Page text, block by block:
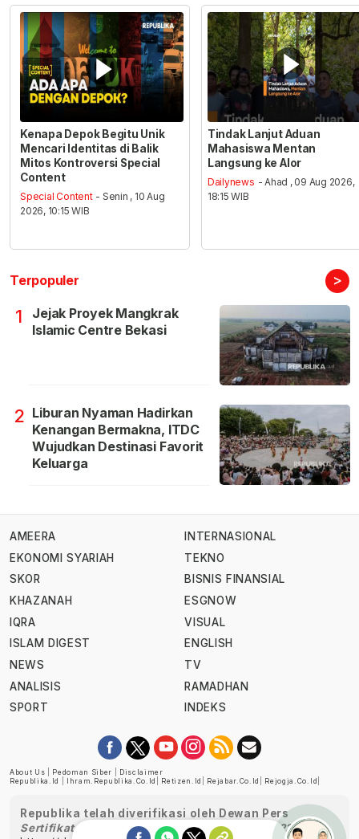
Kenapa Depok Begitu Unik
Mencari Identitas di Balik
Mitos Kontroversi Special
Content
Special Content - Senin , 10 Aug
2026, 10:15 WIB
Tindak Lanjut Aduan
Mahasiswa Mentan
Langsung ke Alor
Dailynews - Ahad , 09 Aug 2026,
18:15 WIB
Terpopuler >
1
Jejak Proyek Mangkrak
Islamic Centre Bekasi
2 Liburan Nyaman Hadirkan
Kenangan Bermakna, ITDC
Wujudkan Destinasi Favorit
Keluarga
AMEERA
EKONOMI SYARIAH
SKOR
KHAZANAH
IQRA
ISLAM DIGEST
NEWS
ANALISIS
SPORT
INTERNASIONAL
TEKNO
BISNIS FINANSIAL
ESGNOW
VISUAL
ENGLISH
TV
RAMADHAN
INDEKS
About Us Pedoman Siber
Disclaimer
Republika.id
Ihram.republika.co.id Retizen.id Rejabar.co.id Rejogja.co.id
Republika telah diverifikasi oleh Dewan Pers
Sertifikat Nomor 1058/DP-Verifikasi/K/XII/2022